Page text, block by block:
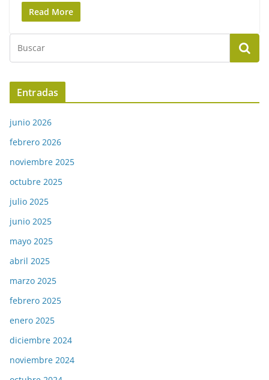
Read More
Entradas
junio 2026
febrero 2026
noviembre 2025
octubre 2025
julio 2025
junio 2025
mayo 2025
abril 2025
marzo 2025
febrero 2025
enero 2025
diciembre 2024
noviembre 2024